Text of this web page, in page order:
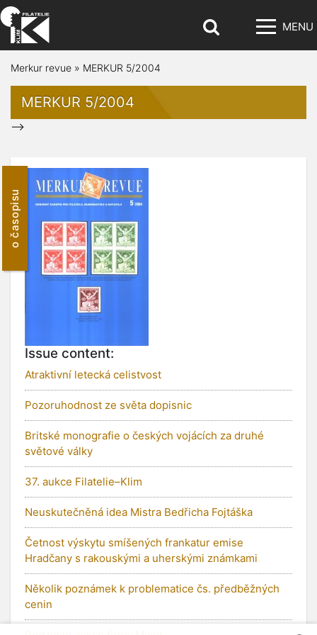
MENU
o časopisu
Merkur revue » MERKUR 5/2004
MERKUR 5/2004
-->
Issue content:
Atraktivní letecká celistvost
Pozoruhodnost ze světa dopisnic
Britské monografie o českých vojácích za druhé
světové války
37. aukce Filatelie–Klim
Neuskutečněná idea Mistra Bedřicha Fojtáška
Četnost výskytu smíšených frankatur emise
Hradčany s rakouskými a uherskými známkami
Několik poznámek k problematice čs. předběžných
cenin